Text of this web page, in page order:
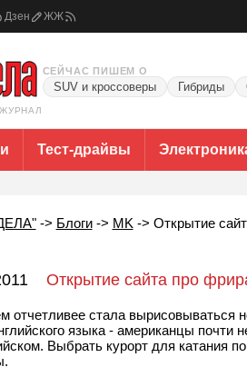
Дзен ЖЖ
СЕЙЧАС ПИШЕМ О
SUV и кроссоверы Гибриды
Тест-драйвы
-> Блоги-> MK -> Открытие
Открытие сайта про
отчетливее стала вырисовываться
языка - американцы почти
Выбрать курорт для катания